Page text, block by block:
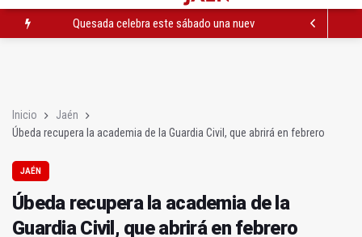
Quesada celebra este sábado una nueva jornada de Orgullo
Inicio
Jaén
Úbeda recupera la academia de la Guardia Civil, que abrirá en febrero
JAÉN
Úbeda recupera la academia de la
Guardia Civil, que abrirá en febrero